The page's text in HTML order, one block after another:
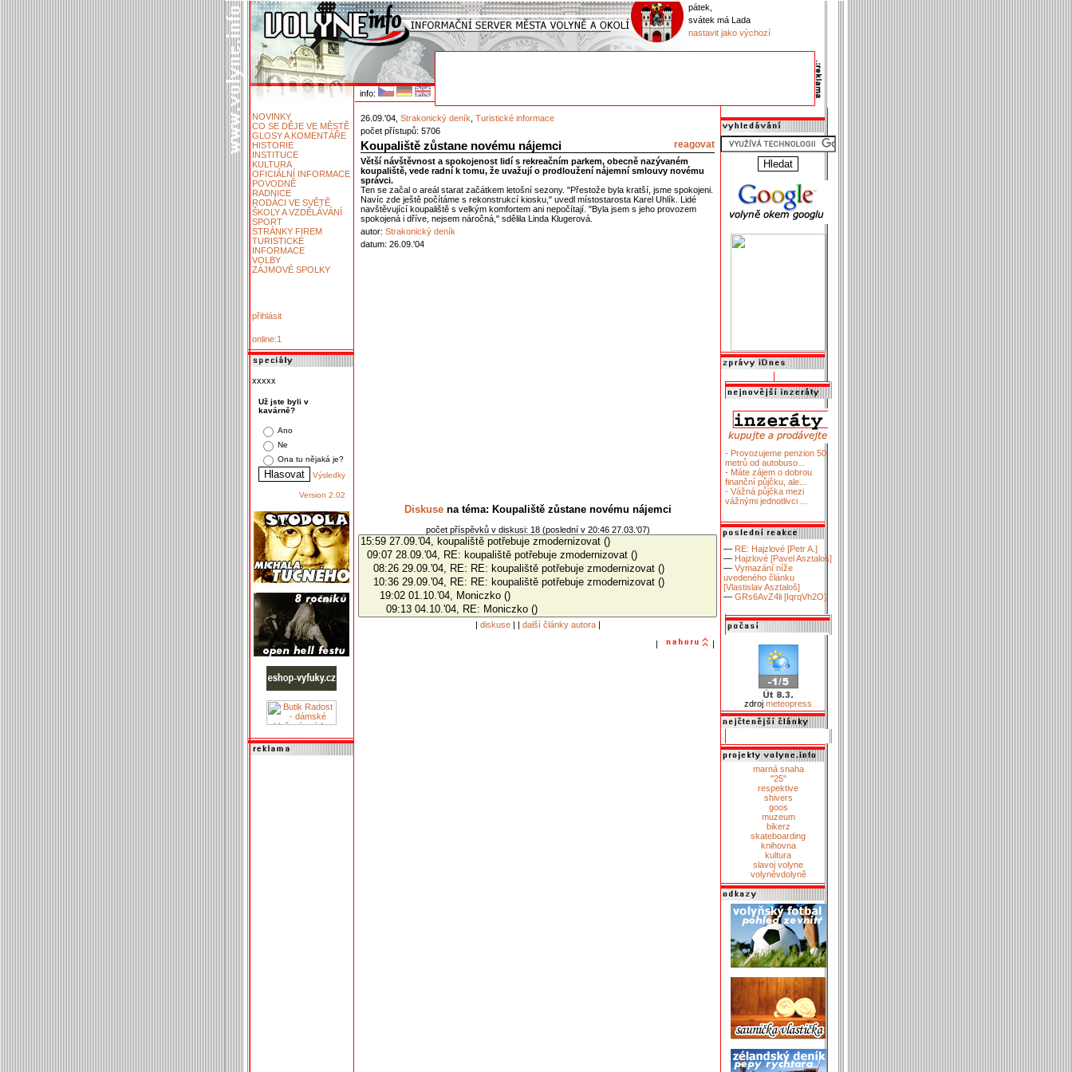
pátek,
svátek má Lada
nastavit jako výchozí
info:
NOVINKY
CO SE DĚJE VE MĚSTĚ
GLOSY A KOMENTÁŘE
HISTORIE
INSTITUCE
KULTURA
OFICIÁLNÍ INFORMACE
POVODNĚ
RADNICE
RODÁCI VE SVĚTĚ
ŠKOLY A VZDĚLÁVÁNÍ
SPORT
STRÁNKY FIREM
TURISTICKÉ
INFORMACE
VOLBY
ZÁJMOVÉ SPOLKY
přihlásit
online:1
xxxxx
Už jste byli v
kavárně?
Ano
Ne
Ona tu nějaká je?
Výsledky
Version 2.02
26.09.'04, Strakonický deník Turistické informace
počet přístupů: 5706
reagovat
Koupaliště zůstane novému nájemci
Větší návštěvnost a spokojenost lidí s rekreačním parkem, obecně nazývaném
koupaliště, vede radní k tomu, že uvažují o prodloužení nájemní smlouvy novému
správci.
Ten se začal o areál starat začátkem letošní sezony. "Přestože byla kratší, jsme spokojeni.
Navíc zde ještě počítáme s rekonstrukcí kiosku," uvedl místostarosta Karel Uhlík. Lidé
navštěvující koupaliště s velkým komfortem ani nepočítají. "Byla jsem s jeho provozem
spokojená i dříve, nejsem náročná," sdělila Linda Klugerová.
autor: Strakonický deník
datum: 26.09.'04
Diskusena téma: Koupaliště zůstane novému nájemci
počet příspěvků v diskusi: 18 (poslední v 20:46 27.03.'07)
| diskuse| | další články autora|
|
|
- Provozujeme penzion 50
metrů od autobuso...
- Máte zájem o dobrou
finanční půjčku, ale...
- Vážná půjčka mezi
vážnými jednotlivci ...
— RE: Hajzlové [Petr A.]
— Hajzlové [Pavel Asztaloš]
— Vymazání níže
uvedeného článku
[Vlastislav Asztaloš]
— GRs6AvZ4li [IqrqVh2O]
zdroj meteopress
marná snaha
"25"
respektive
shivers
goos
muzeum
bikerz
skateboarding
knihovna
kultura
slavoj volyne
volyněvdolyně